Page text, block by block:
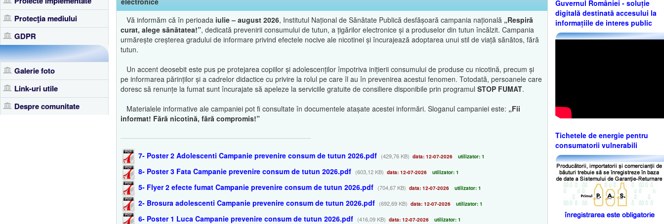
Protecţia mediului
GDPR
Galerie foto
Link-uri utile
Despre comunitate
Vă informăm că în perioada iulie – august 2026, Institutul Național de Sănătate Publică desfășoară campania națională „Respiră
curat, alege sănătatea!”, dedicată prevenirii consumului de tutun, a țigărilor electronice și a produselor din tutun încălzit. Campania
urmărește creșterea gradului de informare privind efectele nocive ale nicotinei și încurajează adoptarea unui stil de viață sănătos, fără
tutun.
Un accent deosebit este pus pe protejarea copiilor și adolescenților împotriva inițierii consumului de produse cu nicotină, precum și
pe informarea părinților și a cadrelor didactice cu privire la rolul pe care îl au în prevenirea acestui fenomen. Totodată, persoanele care
doresc să renunțe la fumat sunt încurajate să apeleze la serviciile gratuite de consiliere disponibile prin programul STOP FUMAT.
Materialele informative ale campaniei pot fi consultate în documentele atașate acestei informări. Sloganul campaniei este: „Fii
informat! Fără nicotină, fără compromis!”
7- Poster 2 Adolescenti Campanie prevenire consum de tutun 2026.pdf (429,76 KB) data: 12-07-2026 utilizator: 1
8- Poster 3 Fata Campanie prevenire consum de tutun 2026.pdf (603,12 KB) data: 12-07-2026 utilizator: 1
5- Flyer 2 efecte fumat Campanie prevenire consum de tutun 2026.pdf (704,67 KB) data: 12-07-2026 utilizator: 1
2- Brosura adolescenti Campanie prevenire consum de tutun 2026.pdf (692,69 KB) data: 12-07-2026 utilizator: 1
6- Poster 1 Luca Campanie prevenire consum de tutun 2026.pdf (416,09 KB) data: 12-07-2026 utilizator: 1
Guvernul României - soluție
digitală destinată accesului la
informațiile de interes public
Tichetele de energie pentru
consumatorii vulnerabili